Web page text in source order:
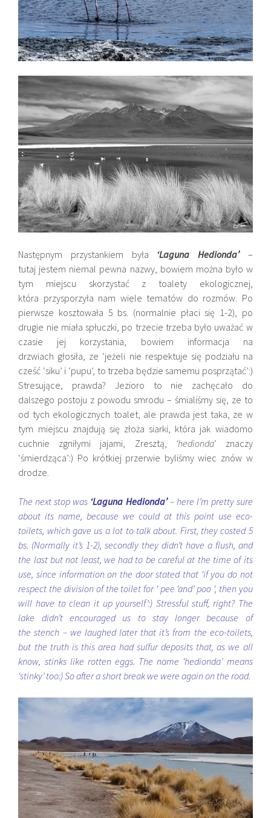
Następnym przystankiem była ‘Laguna Hedionda’
–
tutaj jestem niemal pewna nazwy, bowiem można było w
tym miejscu skorzystać z toalety ekologicznej,
która przysporzyła nam wiele tematów do rozmów. Po
pierwsze kosztowała 5 bs. (normalnie płaci się 1-2), po
drugie nie miała spłuczki, po trzecie trzeba było uważać w
czasie jej korzystania, bowiem informacja na
drzwiach głosiła, ze ‘jeżeli nie respektuje się podziału na
cześć ‘siku’ i ‘pupu’, to trzeba będzie samemu posprzątać’:)
Stresujące, prawda? Jezioro to nie zachęcało do
dalszego postoju z powodu smrodu – śmialiśmy się, ze to
od tych ekologicznych toalet, ale prawda jest taka, ze w
tym miejscu znajdują się złoża siarki, która jak wiadomo
cuchnie zgniłymi jajami, Zresztą,
‘hedionda‘ znaczy
‘śmierdząca’:) Po krótkiej przerwie byliśmy wiec znów w
drodze.
The next stop was ‘Laguna Hedionda’– here I’m pretty sure
about its name, because we could at this point use eco-
toilets, which gave us a lot to talk about. First, they costed 5
bs. (Normally it’s 1-2), secondly they didn’t have a flush, and
the last but not least, we had to be careful at the time of its
use, since information on the door stated that ‘if you do not
respect the division of the toilet for ‘ pee ‘and’ poo ‘, then you
will have to clean it up yourself’:) Stressful stuff, right? The
lake didn’t encouraged us to stay longer because of
the stench – we laughed later that it’s from the eco-toilets,
but the truth is this area had sulfur deposits that, as we all
know, stinks like rotten eggs. The name ‘hedionda’ means
‘stinky’ too:) So after a short break we were again on the road.